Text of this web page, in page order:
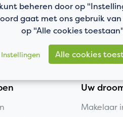
Uw
Makelaar
beheren door op
gaat met ons gebruik
op "Alle cookies
Instellingen Alle cookies